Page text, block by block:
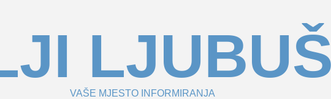
VAŠE MJESTO INFORMIRANJA